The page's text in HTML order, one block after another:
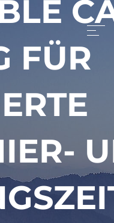
FÜR